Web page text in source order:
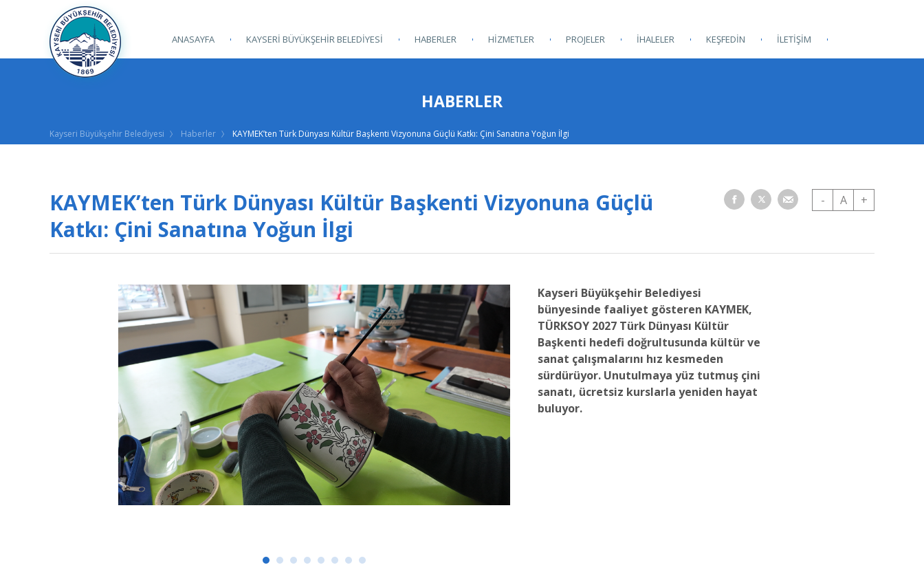
ANASAYFA KAYSERİ BÜYÜKŞEHİR BELEDİYESİ HABERLER HİZMETLER PROJELER İHALELER KEŞFEDİN İLETİŞİM
HABERLER
Kayseri Büyükşehir Belediyesi Haberler KAYMEK’ten Türk Dünyası Kültür Başkenti Vizyonuna Güçlü Katkı: Çini Sanatına Yoğun İlgi
KAYMEK’ten Türk Dünyası Kültür Başkenti Vizyonuna Güçlü
Katkı: Çini Sanatına Yoğun İlgi
- A +
Kayseri Büyükşehir Belediyesi
bünyesinde faaliyet gösteren KAYMEK,
TÜRKSOY 2027 Türk Dünyası Kültür
Başkenti hedefi doğrultusunda kültür ve
sanat çalışmalarını hız kesmeden
sürdürüyor. Unutulmaya yüz tutmuş çini
sanatı, ücretsiz kurslarla yeniden hayat
buluyor.